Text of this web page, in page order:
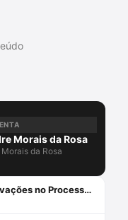
Membro da
Membro da
Morais da Rosa
da Rosa
Alexandre Morais da Rosa e as Inovações no Processo Penal: Ferramentas Tecnológicas